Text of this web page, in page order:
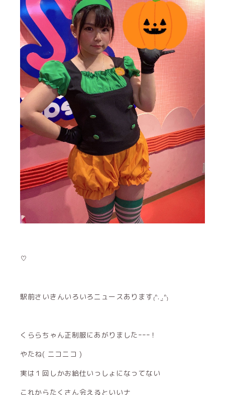
♡
駅前さいきんいろいろニュースあります₍ᐢ. ̫.ᐢ₎
くららちゃん正制服にあがりましたｰｰｰ！
やたね( ニコニコ )
実は１回しかお給仕いっしょになってない
これからたくさん会えるといいナ